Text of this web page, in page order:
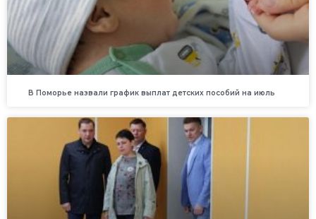
В Поморье назвали график выплат детских пособий на июль